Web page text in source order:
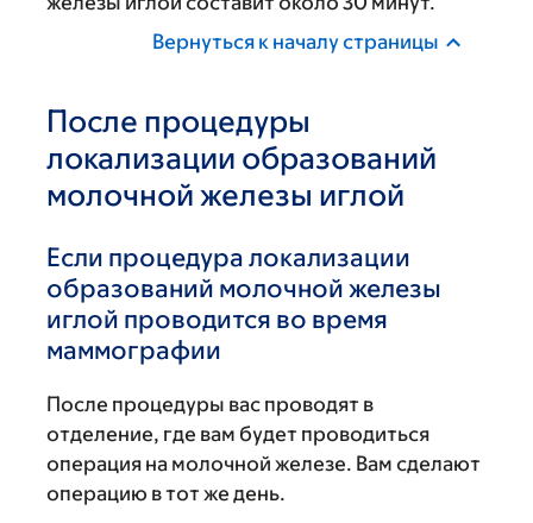
Вернуться к началу страницы
После процедуры
локализации образований
молочной железы иглой
Если процедура локализации
образований молочной железы
иглой проводится во время
маммографии
После процедуры вас проводят в
отделение, где вам будет проводиться
операция на молочной железе. Вам сделают
операцию в тот же день.